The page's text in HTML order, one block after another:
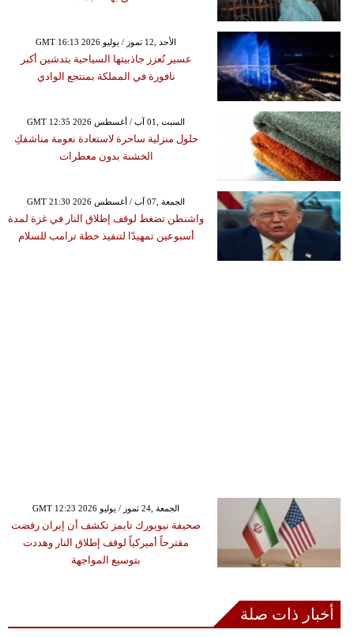
GMT 16:13 2026 الأحد ,12 تموز / يوليو
عسير تُعزز جاذبيتها السياحية بتدشين أكبر
نافورة في المملكة بمنتجع الوادي
GMT 12:35 2026 السبت ,01 آب / أغسطس
حلول منزلية ساحرة لاستعادة نعومة مناشفكِ
الخشنة بدون معطرات
GMT 21:30 2026 الجمعة ,07 آب / أغسطس
واشنطن تضغط لوقف إطلاق النار في غزة لمدة
أسبوعين تمهيدًا لتنفيذ خطة ترامب للسلام
GMT 12:23 2026 الجمعة ,24 تموز / يوليو
صحيفة نيويورك تايمز تكشف أن إيران رفضت
مقترحاً أميركياً لوقف إطلاق النار وهددت
بتوسيع المواجهة
أخبار ذات صلة